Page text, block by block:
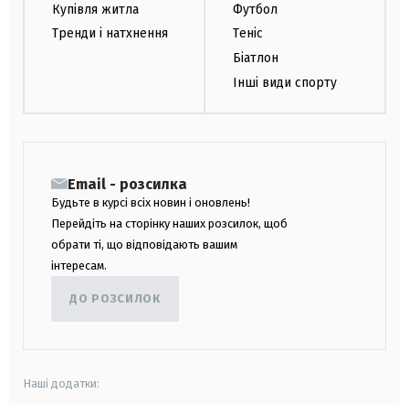
Купівля житла
Тренди і натхнення
Футбол
Теніс
Біатлон
Інші види спорту
Email - розсилка
Будьте в курсі всіх новин і оновлень!
Перейдіть на сторінку наших розсилок, щоб
обрати ті, що відповідають вашим
інтересам.
ДО РОЗСИЛОК
Наші додатки: